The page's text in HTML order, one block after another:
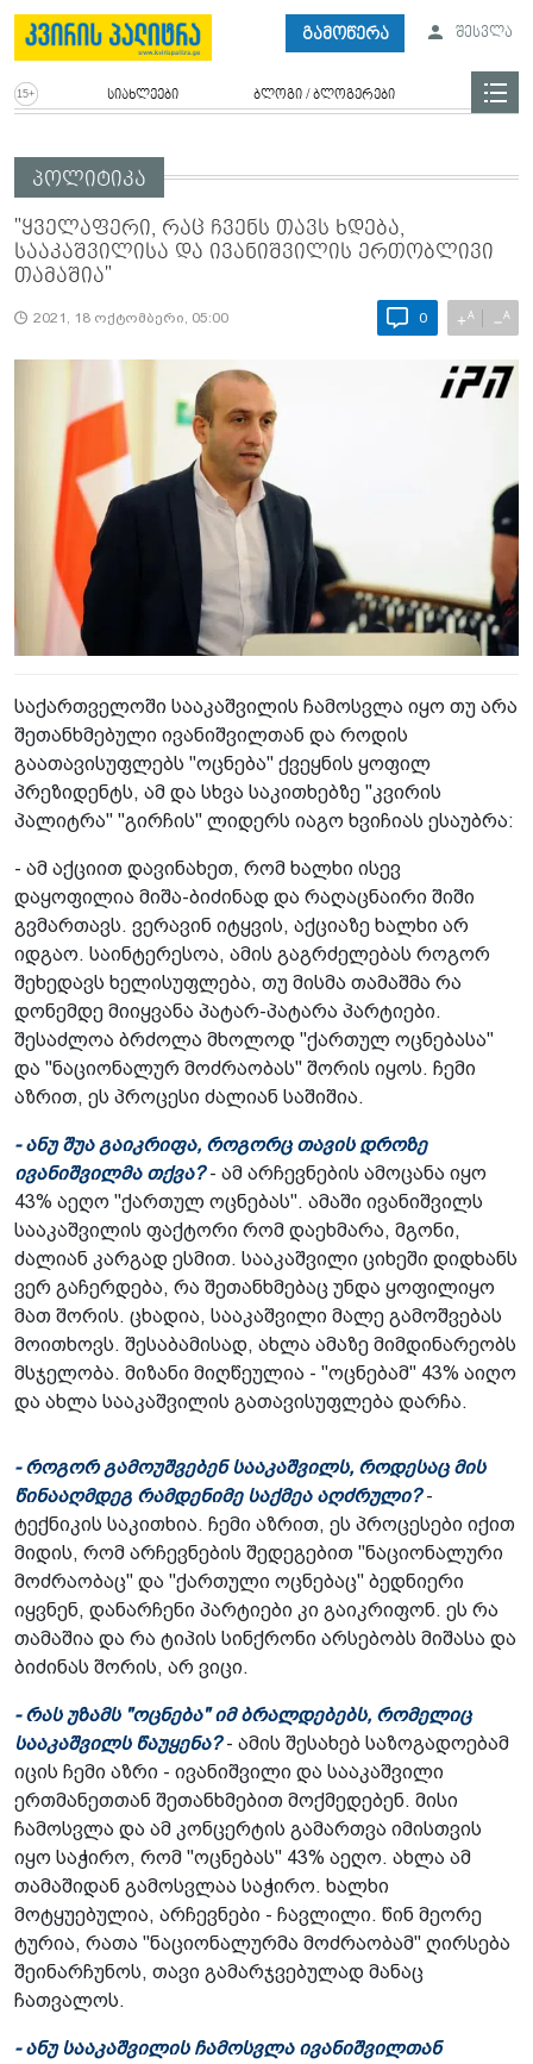
გამოწერა შესვლა
სიახლეები ბლოგი / ბლოგერები
პოლიტიკა
"ყველაფერი, რაც ჩვენს თავს ხდება,
სააკაშვილისა და ივანიშვილის ერთობლივი
თამაშია"
2021, 18 ოქტომბერი, 05:00 0 +A −A
საქართველოში სააკაშვილის ჩამოსვლა იყო თუ არა
შეთანხმებული ივანიშვილთან და როდის
გაათავისუფლებს "ოცნება" ქვეყნის ყოფილ
პრეზიდენტს, ამ და სხვა საკითხებზე "კვირის
პალიტრა" "გირჩის" ლიდერს იაგო ხვიჩიას ესაუბრა:
- ამ აქციით დავინახეთ, რომ ხალხი ისევ
დაყოფილია მიშა-ბიძინად და რაღაცნაირი შიში
გვმართავს. ვერავინ იტყვის, აქციაზე ხალხი არ
იდგაო. საინტერესოა, ამის გაგრძელებას როგორ
შეხედავს ხელისუფლება, თუ მისმა თამაშმა რა
დონემდე მიიყვანა პატარ-პატარა პარტიები.
შესაძლოა ბრძოლა მხოლოდ "ქართულ ოცნებასა"
და "ნაციონალურ მოძრაობას" შორის იყოს. ჩემი
აზრით, ეს პროცესი ძალიან საშიშია.
- ანუ შუა გაიკრიფა, როგორც თავის დროზე
ივანიშვილმა თქვა?- ამ არჩევნების ამოცანა იყო
43% აეღო "ქართულ ოცნებას". ამაში ივანიშვილს
სააკაშვილის ფაქტორი რომ დაეხმარა, მგონი,
ძალიან კარგად ესმით. სააკაშვილი ციხეში დიდხანს
ვერ გაჩერდება, რა შეთანხმებაც უნდა ყოფილიყო
მათ შორის. ცხადია, სააკაშვილი მალე გამოშვებას
მოითხოვს. შესაბამისად, ახლა ამაზე მიმდინარეობს
მსჯელობა. მიზანი მიღწეულია - "ოცნებამ" 43% აიღო
და ახლა სააკაშვილის გათავისუფლება დარჩა.
- როგორ გამოუშვებენ სააკაშვილს, როდესაც მის
წინააღმდეგ რამდენიმე საქმეა აღძრული?-
ტექნიკის საკითხია. ჩემი აზრით, ეს პროცესები იქით
მიდის, რომ არჩევნების შედეგებით "ნაციონალური
მოძრაობაც" და "ქართული ოცნებაც" ბედნიერი
იყვნენ, დანარჩენი პარტიები კი გაიკრიფონ. ეს რა
თამაშია და რა ტიპის სინქრონი არსებობს მიშასა და
ბიძინას შორის, არ ვიცი.
- რას უზამს "ოცნება" იმ ბრალდებებს, რომელიც
სააკაშვილს წაუყენა?- ამის შესახებ საზოგადოებამ
იცის ჩემი აზრი - ივანიშვილი და სააკაშვილი
ერთმანეთთან შეთანხმებით მოქმედებენ. მისი
ჩამოსვლა და ამ კონცერტის გამართვა იმისთვის
იყო საჭირო, რომ "ოცნებას" 43% აეღო. ახლა ამ
თამაშიდან გამოსვლაა საჭირო. ხალხი
მოტყუებულია, არჩევნები - ჩავლილი. წინ მეორე
ტურია, რათა "ნაციონალურმა მოძრაობამ" ღირსება
შეინარჩუნოს, თავი გამარჯვებულად მანაც
ჩათვალოს.
- ანუ სააკაშვილის ჩამოსვლა ივანიშვილთან